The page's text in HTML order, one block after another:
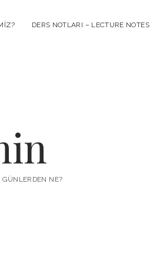
DERS NOTLARI – LECTURE NOTES
NE?